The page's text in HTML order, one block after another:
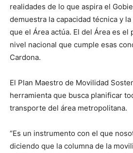
realidades de lo que aspira el
demuestra la capacidad técnica y
que el Área actúa. El del Área es
nivel nacional que cumple esas
Cardona.
El Plan Maestro de Movilidad
herramienta que busca planificar
transporte del área metropolitana.
“Es un instrumento con el que
diciendo que la columna de la